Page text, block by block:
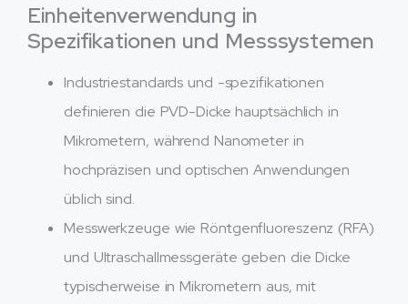
Einheitenverwendung in
Spezifikationen und Messsystemen
Industriestandards und -spezifikationen
definieren die PVD-Dicke hauptsächlich in
Mikrometern, während Nanometer in
hochpräzisen und optischen Anwendungen
üblich sind.
Messwerkzeuge wie Röntgenfluoreszenz (RFA)
und Ultraschallmessgeräte geben die Dicke
typischerweise in Mikrometern aus, mit